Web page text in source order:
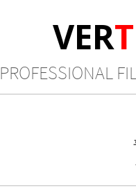
VER
PROFESSIONAL